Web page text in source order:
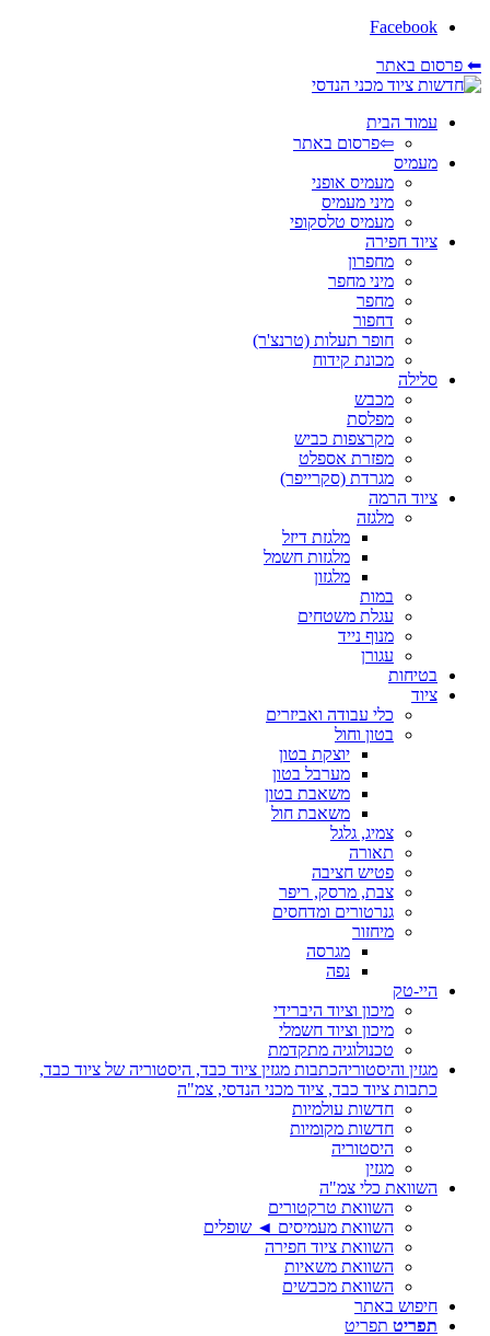
Facebook
⬅ פרסום באתר
עמוד הבית
⇦פרסום באתר
מעמיס
מעמיס אופני
מיני מעמיס
מעמיס טלסקופי
ציוד חפירה
מחפרון
מיני מחפר
מחפר
דחפור
חופר תעלות (טרנצ'ר)
מכונת קידוח
סלילה
מכבש
מפלסת
מקרצפות כביש
מפזרת אספלט
מגרדת (סקרייפר)
ציוד הרמה
מלגזה
מלגזת דיזל
מלגזות חשמל
מלגזון
במות
עגלת משטחים
מנוף נייד
עגורן
בטיחות
ציוד
כלי עבודה ואביזרים
בטון וחול
יוצקת בטון
מערבל בטון
משאבת בטון
משאבת חול
צמיג, גלגל
תאורה
פטיש חציבה
צבת, מרסק, ריפר
גנרטורים ומדחסים
מיחזור
מגרסה
נפה
היי-טק
מיכון וציוד היברידי
מיכון וציוד חשמלי
טכנולוגיה מתקדמת
מגזין והיסטוריהכתבות מגזין ציוד כבד, היסטוריה של ציוד כבד,
כתבות ציוד כבד, ציוד מכני הנדסי, צמ"ה
חדשות עולמיות
חדשות מקומיות
היסטוריה
מגזין
השוואת כלי צמ"ה
השוואת טרקטורים
השוואת מעמיסים ◄ שופלים
השוואת ציוד חפירה
השוואת משאיות
השוואת מכבשים
חיפוש באתר
תפריט תפריט